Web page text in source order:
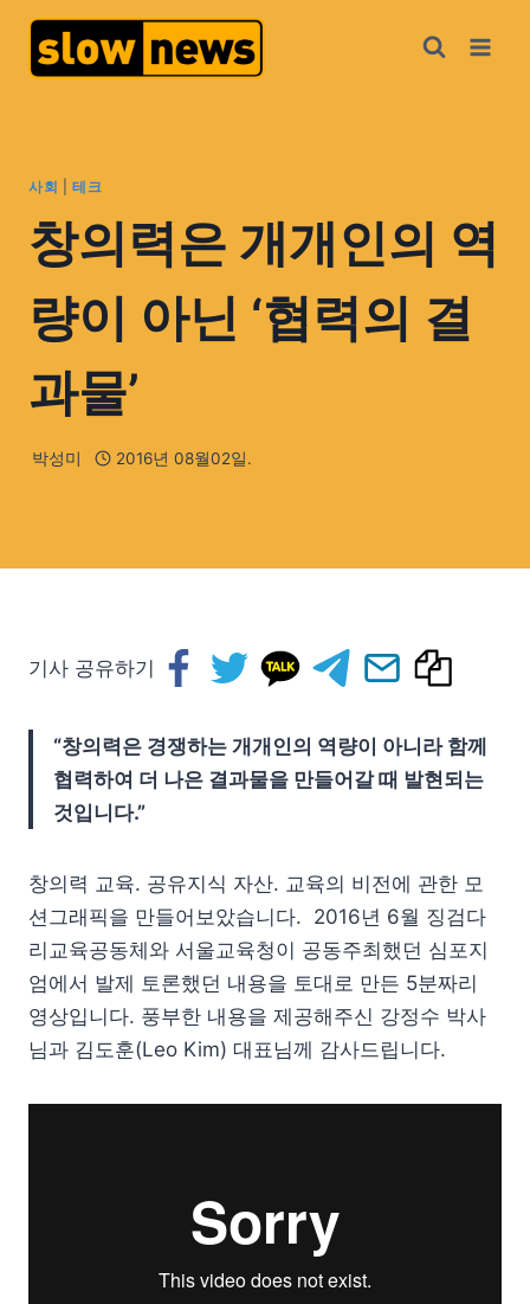
사회 테크
창의력은 개개인의 역
량이 아닌 ‘협력의 결
과물’
박성미 2016년 08월02일.
기사 공유하기
“창의력은 경쟁하는 개개인의 역량이 아니라 함께
협력하여 더 나은 결과물을 만들어갈 때 발현되는
것입니다.”
창의력 교육. 공유지식 자산. 교육의 비전에 관한 모
션그래픽을 만들어보았습니다. 2016년 6월 징검다
리교육공동체와 서울교육청이 공동주최했던 심포지
엄에서 발제 토론했던 내용을 토대로 만든 5분짜리
영상입니다. 풍부한 내용을 제공해주신 강정수 박사
님과 김도훈(Leo Kim) 대표님께 감사드립니다.